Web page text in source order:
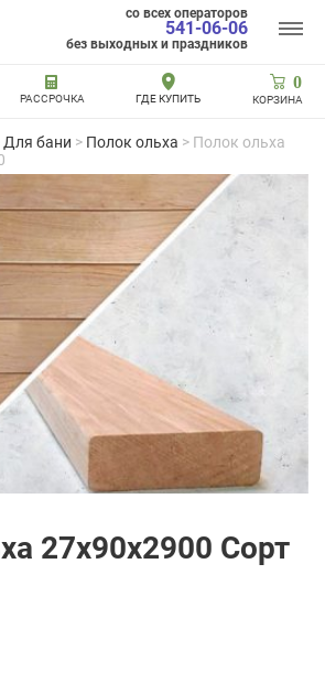
РАССРОЧКА ГДЕ КУПИТЬ
со всех операторов
541-06-06
без выходных и праздников
0
КОРЗИНА
Для бани > Полок ольха > Полок ольха
27x90x2900 Сорт